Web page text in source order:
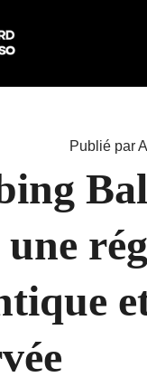
Publié par